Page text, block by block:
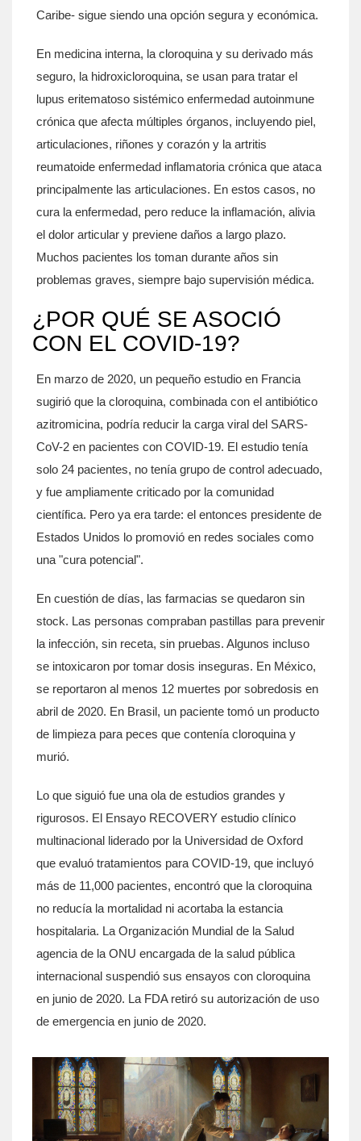
Caribe- sigue siendo una opción segura y económica.
En medicina interna, la cloroquina y su derivado más
seguro, la hidroxicloroquina, se usan para tratar el
lupus eritematoso sistémico enfermedad autoinmune
crónica que afecta múltiples órganos, incluyendo piel,
articulaciones, riñones y corazón y la artritis
reumatoide enfermedad inflamatoria crónica que ataca
principalmente las articulaciones. En estos casos, no
cura la enfermedad, pero reduce la inflamación, alivia
el dolor articular y previene daños a largo plazo.
Muchos pacientes los toman durante años sin
problemas graves, siempre bajo supervisión médica.
¿POR QUÉ SE ASOCIÓ
CON EL COVID-19?
En marzo de 2020, un pequeño estudio en Francia
sugirió que la cloroquina, combinada con el antibiótico
azitromicina, podría reducir la carga viral del SARS-
CoV-2 en pacientes con COVID-19. El estudio tenía
solo 24 pacientes, no tenía grupo de control adecuado,
y fue ampliamente criticado por la comunidad
científica. Pero ya era tarde: el entonces presidente de
Estados Unidos lo promovió en redes sociales como
una "cura potencial".
En cuestión de días, las farmacias se quedaron sin
stock. Las personas compraban pastillas para prevenir
la infección, sin receta, sin pruebas. Algunos incluso
se intoxicaron por tomar dosis inseguras. En México,
se reportaron al menos 12 muertes por sobredosis en
abril de 2020. En Brasil, un paciente tomó un producto
de limpieza para peces que contenía cloroquina y
murió.
Lo que siguió fue una ola de estudios grandes y
rigurosos. El Ensayo RECOVERY estudio clínico
multinacional liderado por la Universidad de Oxford
que evaluó tratamientos para COVID-19, que incluyó
más de 11,000 pacientes, encontró que la cloroquina
no reducía la mortalidad ni acortaba la estancia
hospitalaria. La Organización Mundial de la Salud
agencia de la ONU encargada de la salud pública
internacional suspendió sus ensayos con cloroquina
en junio de 2020. La FDA retiró su autorización de uso
de emergencia en junio de 2020.